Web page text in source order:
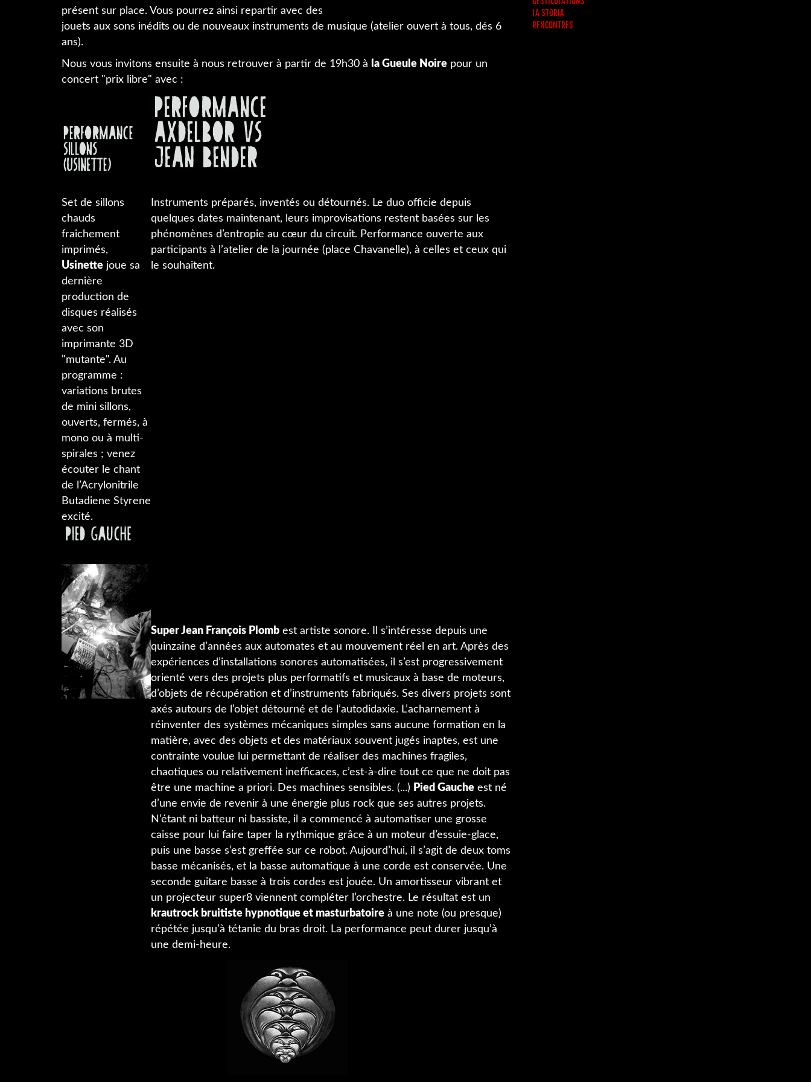
présent sur place. Vous pourrez ainsi repartir avec des
jouets aux sons inédits ou de nouveaux instruments de musique (atelier ouvert à tous, dés 6
ans).
Nous vous invitons ensuite à nous retrouver à partir de 19h30 à la Gueule Noire pour un
concert "prix libre" avec :
Set de sillons
chauds
fraichement
imprimés,
Usinette joue sa
dernière
production de
disques réalisés
avec son
imprimante 3D
"mutante". Au
programme :
variations brutes
de mini sillons,
ouverts, fermés, à
mono ou à multi-
spirales ; venez
écouter le chant
de l’Acrylonitrile
Butadiene Styrene
excité.
Instruments préparés, inventés ou détournés. Le duo officie depuis
quelques dates maintenant, leurs improvisations restent basées sur les
phénomènes d’entropie au cœur du circuit. Performance ouverte aux
participants à l’atelier de la journée (place Chavanelle), à celles et ceux qui
le souhaitent.
Super Jean François Plomb est artiste sonore. Il s’intéresse depuis une
quinzaine d’années aux automates et au mouvement réel en art. Après des
expériences d’installations sonores automatisées, il s’est progressivement
orienté vers des projets plus performatifs et musicaux à base de moteurs,
d’objets de récupération et d’instruments fabriqués. Ses divers projets sont
axés autours de l’objet détourné et de l’autodidaxie. L’acharnement à
réinventer des systèmes mécaniques simples sans aucune formation en la
matière, avec des objets et des matériaux souvent jugés inaptes, est une
contrainte voulue lui permettant de réaliser des machines fragiles,
chaotiques ou relativement inefficaces, c’est-à-dire tout ce que ne doit pas
être une machine a priori. Des machines sensibles. (...) Pied Gauche est né
d’une envie de revenir à une énergie plus rock que ses autres projets.
N’étant ni batteur ni bassiste, il a commencé à automatiser une grosse
caisse pour lui faire taper la rythmique grâce à un moteur d’essuie-glace,
puis une basse s’est greffée sur ce robot. Aujourd’hui, il s’agit de deux toms
basse mécanisés, et la basse automatique à une corde est conservée. Une
seconde guitare basse à trois cordes est jouée. Un amortisseur vibrant et
un projecteur super8 viennent compléter l’orchestre. Le résultat est un
krautrock bruitiste hypnotique et masturbatoire à une note (ou presque)
répétée jusqu’à tétanie du bras droit. La performance peut durer jusqu’à
une demi-heure.
LA STORIA
RENCONTRES